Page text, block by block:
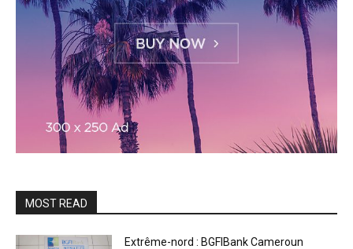
MOST READ
Extrême-nord : BGFIBank Cameroun